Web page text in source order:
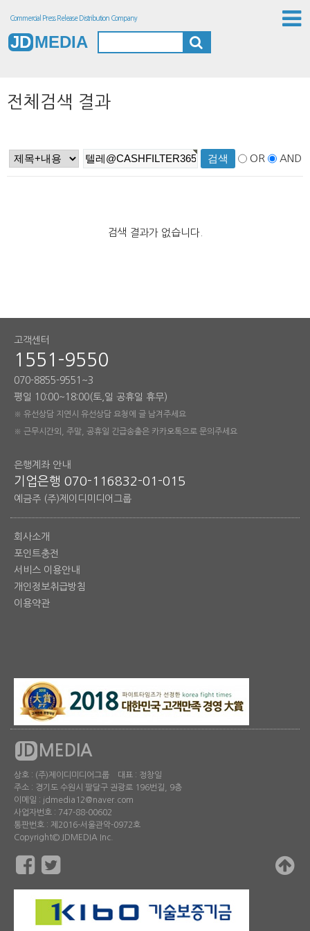
Commercial Press Release Distribution Company
JD MEDIA
전체검색 결과
OR AND
검색 결과가 없습니다.
고객센터
1551-9550
070-8855-9551~3
평일 10:00~18:00(토,일 공휴일 휴무)
※ 유선상담 지연시 유선상담 요청에 글 남겨주세요
※ 근무시간외, 주말, 공휴일 긴급송출은 카카오톡으로 문의주세요
은행계좌 안내
기업은행 070-116832-01-015
예금주 (주)제이디미디어그룹
회사소개
포인트충전
서비스 이용안내
개인정보취급방침
이용약관
JD MEDIA
상호 : (주)제이디미디어그룹 대표 : 정창일
주소 : 경기도 수원시 팔달구 권광로 196번길, 9층
이메일 : jdmedia12@naver.com
사업자번호 : 747-88-00602
통판번호 : 제2016-서울관악-0972호
Copyright© JDMEDIA Inc.